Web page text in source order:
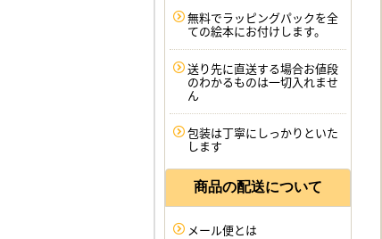
無料でラッピングパックを全
ての絵本にお付けします。
送り先に直送する場合お値段
のわかるものは一切入れませ
ん
包装は丁寧にしっかりといた
します
商品の配送について
メール便とは